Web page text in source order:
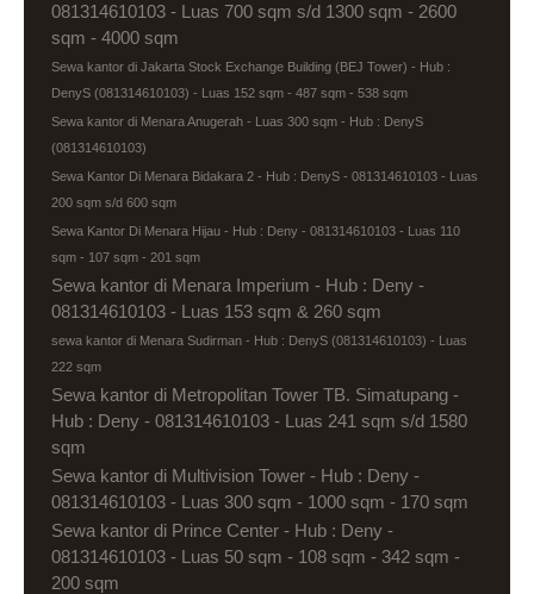
081314610103 - Luas 700 sqm s/d 1300 sqm - 2600
sqm - 4000 sqm
Sewa kantor di Jakarta Stock Exchange Building (BEJ Tower) - Hub :
DenyS (081314610103) - Luas 152 sqm - 487 sqm - 538 sqm
Sewa kantor di Menara Anugerah - Luas 300 sqm - Hub : DenyS
(081314610103)
Sewa Kantor Di Menara Bidakara 2 - Hub : DenyS - 081314610103 - Luas
200 sqm s/d 600 sqm
Sewa Kantor Di Menara Hijau - Hub : Deny - 081314610103 - Luas 110
sqm - 107 sqm - 201 sqm
Sewa kantor di Menara Imperium - Hub : Deny -
081314610103 - Luas 153 sqm & 260 sqm
sewa kantor di Menara Sudirman - Hub : DenyS (081314610103) - Luas
222 sqm
Sewa kantor di Metropolitan Tower TB. Simatupang -
Hub : Deny - 081314610103 - Luas 241 sqm s/d 1580
sqm
Sewa kantor di Multivision Tower - Hub : Deny -
081314610103 - Luas 300 sqm - 1000 sqm - 170 sqm
Sewa kantor di Prince Center - Hub : Deny -
081314610103 - Luas 50 sqm - 108 sqm - 342 sqm -
200 sqm